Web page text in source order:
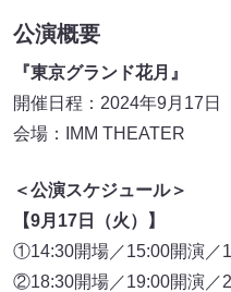
公演概要
『東京グランド花月』
開催日程：2024年9月17日
会場：IMM THEATER
＜公演スケジュール＞
【9月17日（火）】
①14:30開場／15:00開演／
②18:30開場／19:00開演／